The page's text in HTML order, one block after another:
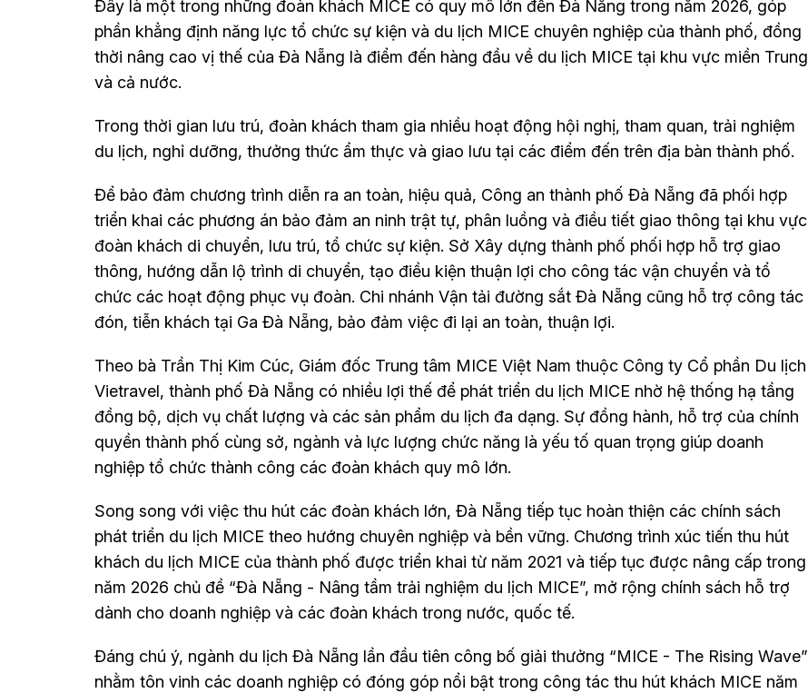
Đây là một trong những đoàn khách MICE có quy mô lớn đến Đà Nẵng trong năm 2026, góp
phần khẳng định năng lực tổ chức sự kiện và du lịch MICE chuyên nghiệp của thành phố, đồng
thời nâng cao vị thế của Đà Nẵng là điểm đến hàng đầu về du lịch MICE tại khu vực miền Trung
và cả nước.
Trong thời gian lưu trú, đoàn khách tham gia nhiều hoạt động hội nghị, tham quan, trải nghiệm
du lịch, nghỉ dưỡng, thưởng thức ẩm thực và giao lưu tại các điểm đến trên địa bàn thành phố.
Để bảo đảm chương trình diễn ra an toàn, hiệu quả, Công an thành phố Đà Nẵng đã phối hợp
triển khai các phương án bảo đảm an ninh trật tự, phân luồng và điều tiết giao thông tại khu vực
đoàn khách di chuyển, lưu trú, tổ chức sự kiện. Sở Xây dựng thành phố phối hợp hỗ trợ giao
thông, hướng dẫn lộ trình di chuyển, tạo điều kiện thuận lợi cho công tác vận chuyển và tổ
chức các hoạt động phục vụ đoàn. Chi nhánh Vận tải đường sắt Đà Nẵng cũng hỗ trợ công tác
đón, tiễn khách tại Ga Đà Nẵng, bảo đảm việc đi lại an toàn, thuận lợi.
Theo bà Trần Thị Kim Cúc, Giám đốc Trung tâm MICE Việt Nam thuộc Công ty Cổ phần Du lịch
Vietravel, thành phố Đà Nẵng có nhiều lợi thế để phát triển du lịch MICE nhờ hệ thống hạ tầng
đồng bộ, dịch vụ chất lượng và các sản phẩm du lịch đa dạng. Sự đồng hành, hỗ trợ của chính
quyền thành phố cùng sở, ngành và lực lượng chức năng là yếu tố quan trọng giúp doanh
nghiệp tổ chức thành công các đoàn khách quy mô lớn.
Song song với việc thu hút các đoàn khách lớn, Đà Nẵng tiếp tục hoàn thiện các chính sách
phát triển du lịch MICE theo hướng chuyên nghiệp và bền vững. Chương trình xúc tiến thu hút
khách du lịch MICE của thành phố được triển khai từ năm 2021 và tiếp tục được nâng cấp trong
năm 2026 chủ đề “Đà Nẵng - Nâng tầm trải nghiệm du lịch MICE”, mở rộng chính sách hỗ trợ
dành cho doanh nghiệp và các đoàn khách trong nước, quốc tế.
Đáng chú ý, ngành du lịch Đà Nẵng lần đầu tiên công bố giải thưởng “MICE - The Rising Wave”
nhằm tôn vinh các doanh nghiệp có đóng góp nổi bật trong công tác thu hút khách MICE năm